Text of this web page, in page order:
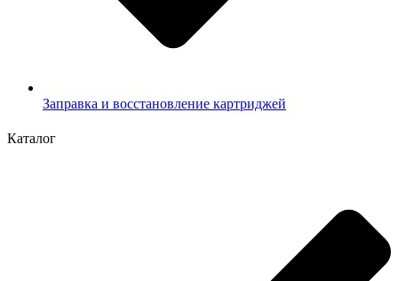
Заправка и восстановление картриджей
Каталог